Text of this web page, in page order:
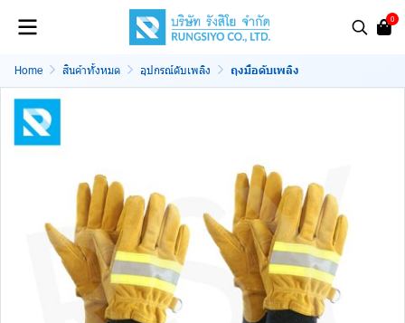
0
Home สินค้าทั้งหมด อุปกรณ์ดับเพลิง ถุงมือดับเพลิง